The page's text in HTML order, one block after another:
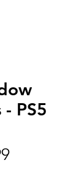
PS5
Precio